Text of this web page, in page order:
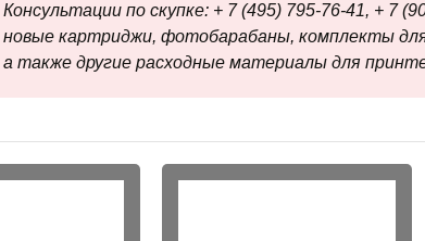
Консультации по скупке: + 7 (495) 795-76-41, + 7
новые картриджи, фотобарабаны, комплекты
а также другие расходные материалы для